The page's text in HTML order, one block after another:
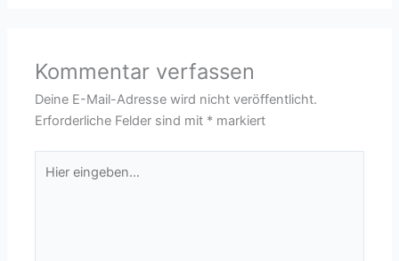
Kommentar verfassen
Deine E-Mail-Adresse wird nicht veröffentlicht.
Erforderliche Felder sind mit * markiert
eingeben…